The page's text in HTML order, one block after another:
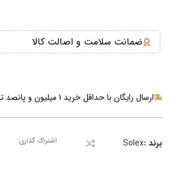
ضمانت سلامت و اصالت کالا
ارسال رایگان با حداقل خرید 1 میلیون و پانصد تومان
برند :Solex اشتراک گذاری: